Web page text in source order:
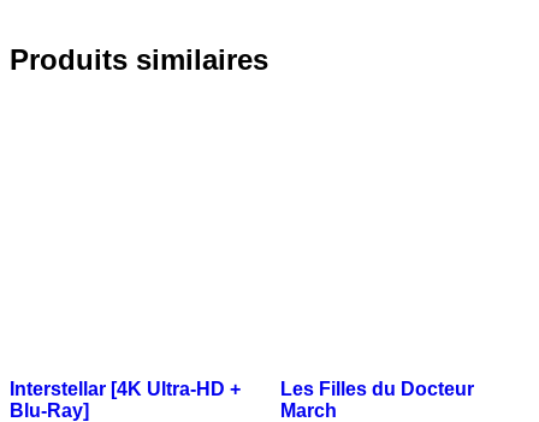
Produits similaires
Interstellar [4K Ultra-HD +
Blu-Ray]
Les Filles du Docteur
March